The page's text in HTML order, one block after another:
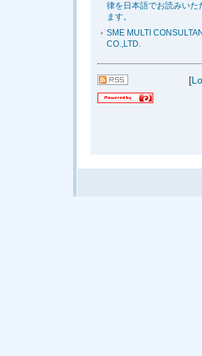
律を日本語でお読みいた
ます。
SME MULTI
CO.,LTD.
[